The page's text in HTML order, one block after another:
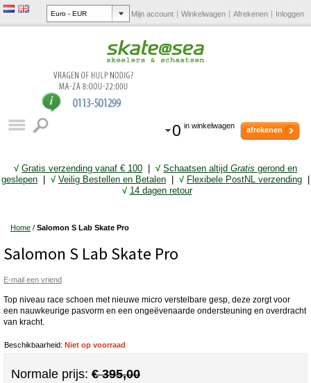
Mijn account Winkelwagen Afrekenen Inloggen
0 in winkelwagen afrekenen
√ Gratis verzending vanaf € 100 √ Schaatsen altijd Gratis gerond en
geslepen
√ Veilig Bestellen en Betalen √ Flexibele PostNL verzending
√ 14 dagen retour
Home / Salomon S Lab Skate Pro
Salomon S Lab Skate Pro
E-mail een vriend
Top niveau race schoen met nieuwe micro verstelbare gesp, deze zorgt voor
een nauwkeurige pasvorm en een ongeëvenaarde ondersteuning en overdracht
van kracht.
Beschikbaarheid: Niet op voorraad
Normale prijs: € 395,00